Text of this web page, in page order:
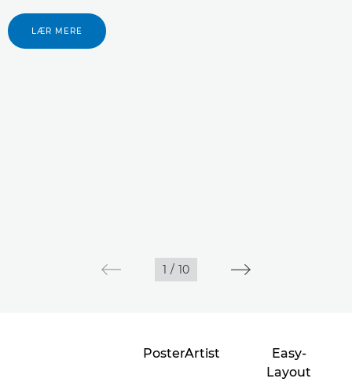
LÆR MERE
1 / 10
PosterArtist
Easy-
Layout